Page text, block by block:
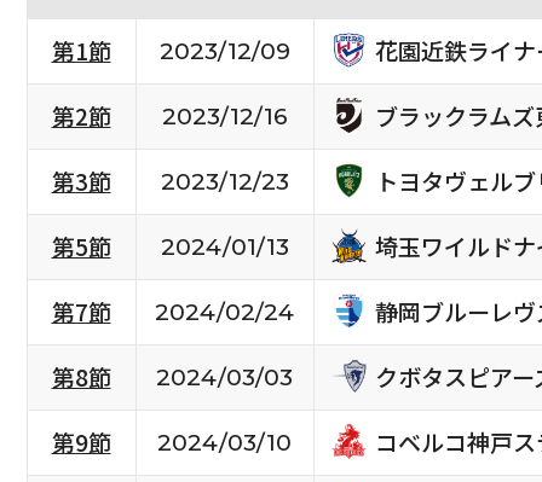
第1節 2023/12/09
花園近鉄ライナ
第2節
2023/12/16
ブラックラムズ
第3節
2023/12/23
トヨタヴェル
第5節
2024/01/13
埼玉ワイルド
第7節
2024/02/24
静岡ブルーレヴ
第8節
2024/03/03
クボタスピア
第9節
2024/03/10
コベルコ神戸